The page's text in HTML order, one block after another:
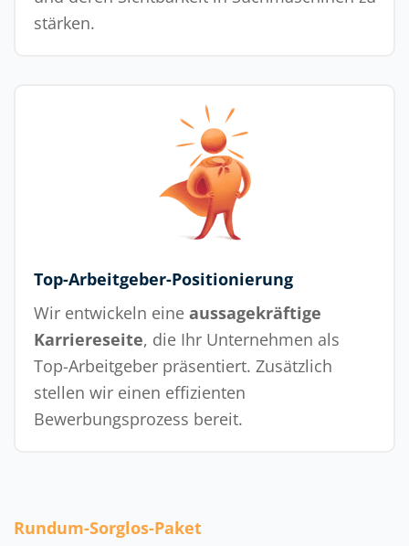
stärken.
Top-Arbeitgeber-Positionierung
Wir entwickeln eine aussagekräftige
Karriereseite, die Ihr Unternehmen als
Top-Arbeitgeber präsentiert. Zusätzlich
stellen wir einen effizienten
Bewerbungsprozess bereit.
Rundum-Sorglos-Paket